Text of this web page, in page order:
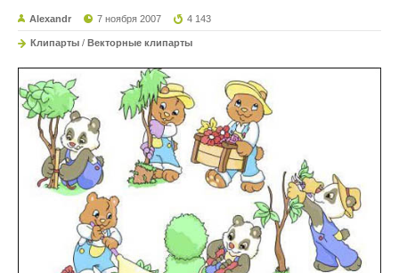
Alexandr 7 ноября 2007 4 143
Клипарты / Векторные клипарты